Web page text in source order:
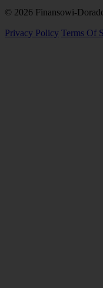
© 2026 Finansowi-
Privacy Policy Terms Of